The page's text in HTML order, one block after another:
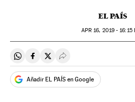
EL PAÍS
APR 16, 2019 - 16:15
Compartir en Whatsapp
Compartir en Facebook
Compartir en Twitter
Desplegar Redes
Añadir EL PAÍS en Google